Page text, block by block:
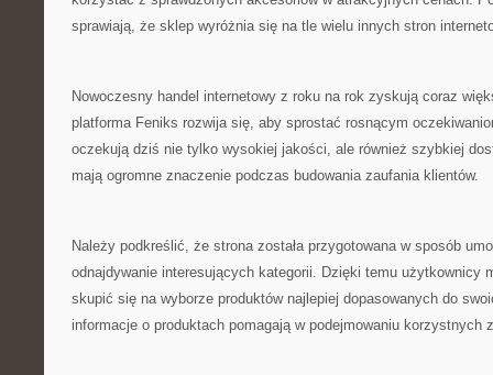
sprawiają, że sklep wyróżnia się na tle wielu innych stron
Nowoczesny handel internetowy z roku na rok zyskują coraz
platforma Feniks rozwija się, aby sprostać rosnącym
oczekują dziś nie tylko wysokiej jakości, ale również szybkiej
mają ogromne znaczenie podczas budowania zaufania klientów.
Należy podkreślić, że strona została przygotowana w sposób
odnajdywanie interesujących kategorii. Dzięki temu użytkownicy
skupić się na wyborze produktów najlepiej dopasowanych do
informacje o produktach pomagają w podejmowaniu korzystnych